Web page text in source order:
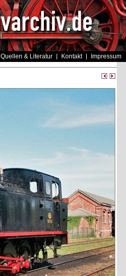
Quellen & Literatur Kontakt Impressum